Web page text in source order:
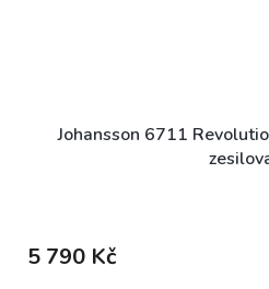
Johansson 6711
5 790 Kč